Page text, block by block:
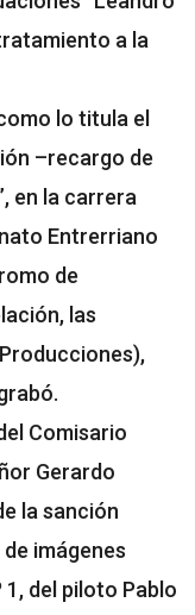
a la
lo titula el
–recargo de
en la carrera
Entrerriano
de
las
Comisario
Gerardo
la sanción
imágenes
1, del piloto Pablo